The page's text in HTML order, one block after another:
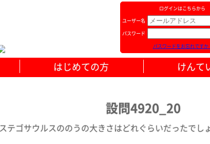
ログインはこちらから
ユーザー名
パスワード
パスワードをお忘れですか
はじめての方 けんて
設問4920_20
ステゴサウルスののうの大きさはどれぐらいだったでし